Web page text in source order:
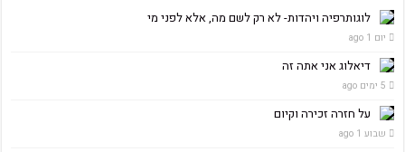
לוגותרפיה ויהדות- לא רק לשם מה, אלא לפני מי
יום 1 ago
דיאלוג אני אתה זה
5 ימים ago
על חזרה זכירה וקיום
שבוע 1 ago